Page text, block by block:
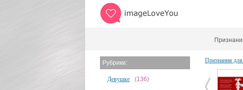
Рубрики:
Девушке (136)
Признания